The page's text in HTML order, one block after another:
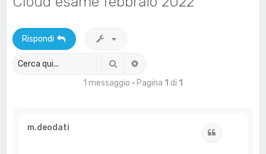
Rispondi
Cerca
1 messaggio • Pagina 1 di 1
m.deodati